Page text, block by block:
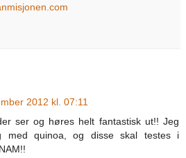
2012 kl. 07:11
ser og høres helt fantastisk ut!! Jeg
med quinoa, og disse skal testes i